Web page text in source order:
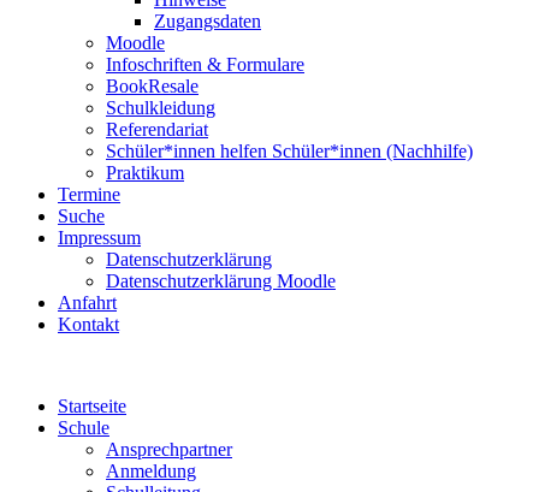
Zugangsdaten
Moodle
Infoschriften & Formulare
BookResale
Schulkleidung
Referendariat
Schüler*innen helfen Schüler*innen (Nachhilfe)
Praktikum
Termine
Suche
Impressum
Datenschutzerklärung
Datenschutzerklärung Moodle
Anfahrt
Kontakt
Startseite
Schule
Ansprechpartner
Anmeldung